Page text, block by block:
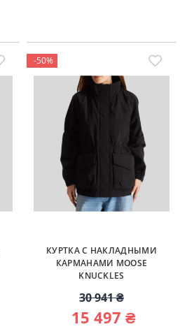
-50%
КУРТКА С НАКЛАДНЫМИ
КАРМАНАМИ MOOSE
KNUCKLES
30 941 ₴
15 497 ₴